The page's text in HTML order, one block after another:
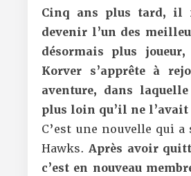
Cinq ans plus tard, il
devenir l’un des
désormais plus
Korver s’apprête à
aventure, dans
plus loin qu’il ne
C’est une nouvelle qui
Hawks.Après avoir
c’est en nouveau